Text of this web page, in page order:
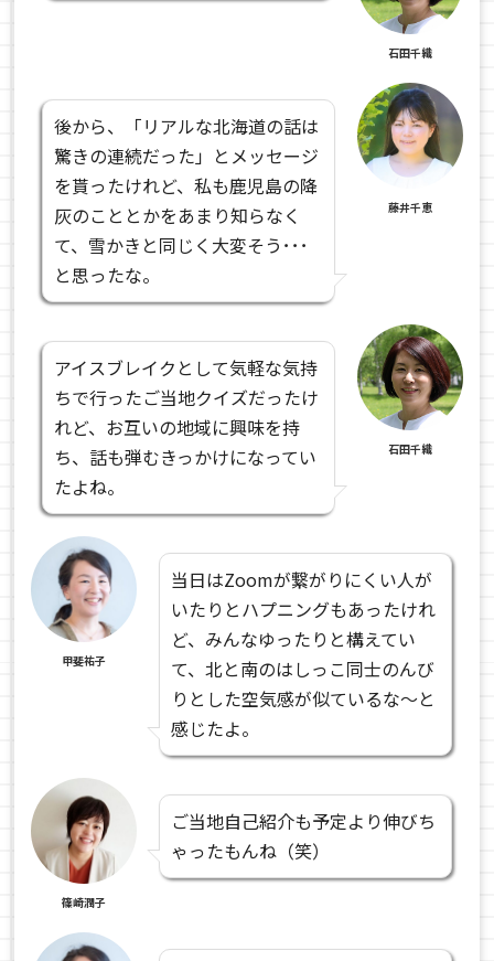
石田千織
後から、「リアルな北海道の話は
驚きの連続だった」とメッセージ
を貰ったけれど、私も鹿児島の降
灰のこととかをあまり知らなく
て、雪かきと同じく大変そう･･･
と思ったな。
藤井千恵
アイスブレイクとして気軽な気持
ちで行ったご当地クイズだったけ
れど、お互いの地域に興味を持
ち、話も弾むきっかけになってい
たよね。
石田千織
甲斐祐子
当日はZoomが繋がりにくい人が
いたりとハプニングもあったけれ
ど、みんなゆったりと構えてい
て、北と南のはしっこ同士のんび
りとした空気感が似ているな～と
感じたよ。
篠崎潤子
ご当地自己紹介も予定より伸びち
ゃったもんね（笑）